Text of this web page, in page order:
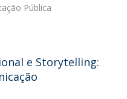
Pública
e Storytelling: